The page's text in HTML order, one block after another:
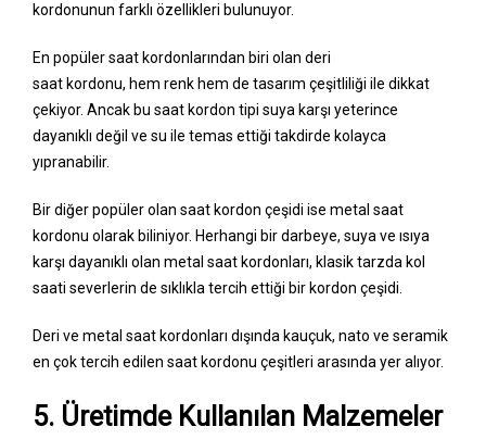
kordonunun farklı özellikleri bulunuyor.
En popüler saat kordonlarından biri olan deri
saat kordonu, hem renk hem de tasarım çeşitliliği ile dikkat
çekiyor. Ancak bu saat kordon tipi suya karşı yeterince
dayanıklı değil ve su ile temas ettiği takdirde kolayca
yıpranabilir.
Bir diğer popüler olan saat kordon çeşidi ise metal saat
kordonu olarak biliniyor. Herhangi bir darbeye, suya ve ısıya
karşı dayanıklı olan metal saat kordonları, klasik tarzda kol
saati severlerin de sıklıkla tercih ettiği bir kordon çeşidi.
Deri ve metal saat kordonları dışında kauçuk, nato ve seramik
en çok tercih edilen saat kordonu çeşitleri arasında yer alıyor.
5. Üretimde Kullanılan Malzemeler